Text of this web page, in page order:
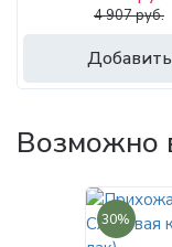
Добавить
4 907 руб.
Возможно
30%